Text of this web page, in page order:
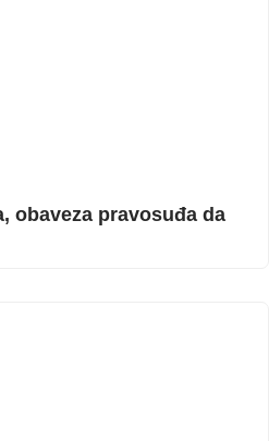
obaveza pravosuđa da